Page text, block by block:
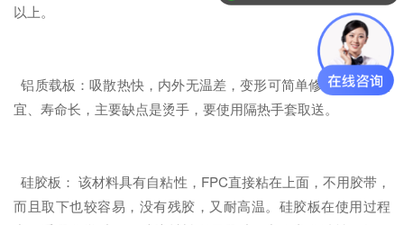
以上。
铝质载板：吸散热快，内外无温差，变形可简单修复，价格便
宜、寿命长，主要缺点是烫手，要使用隔热手套取送。
硅胶板： 该材料具有自粘性，FPC直接粘在上面，不用胶带，
而且取下也较容易，没有残胶，又耐高温。硅胶板在使用过程